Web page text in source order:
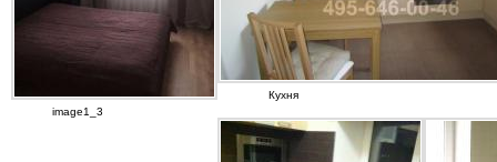
image1_3
Кухня